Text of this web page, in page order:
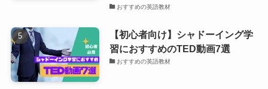
おすすめの英語教材
【初心者向け】シャドーイング学
習におすすめのTED動画7選
おすすめの英語教材